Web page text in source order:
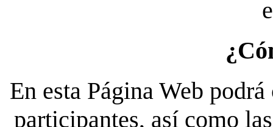
En esta Página Web
participantes, así como